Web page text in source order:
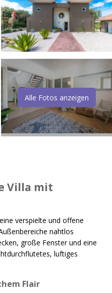
Alle Fotos anzeigen
Villa mit
verspielte und offene
nahtlos
große Fenster und eine
luftiges
Flair